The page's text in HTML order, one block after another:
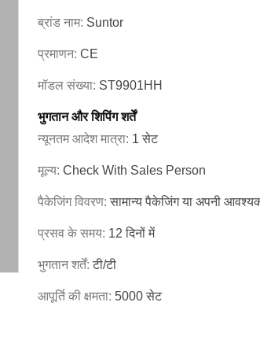
ब्रांड नाम: Suntor
प्रमाणन: CE
मॉडल संख्या: ST9901HH
भुगतान और शिपिंग शर्तें
न्यूनतम आदेश मात्रा: 1 सेट
मूल्य: Check With Sales Person
पैकेजिंग विवरण:सामान्य पैकेजिंग या अपनी
प्रसव के समय: 12 दिनों में
भुगतान शर्तें:टी/टी
आपूर्ति की क्षमता: 5000 सेट